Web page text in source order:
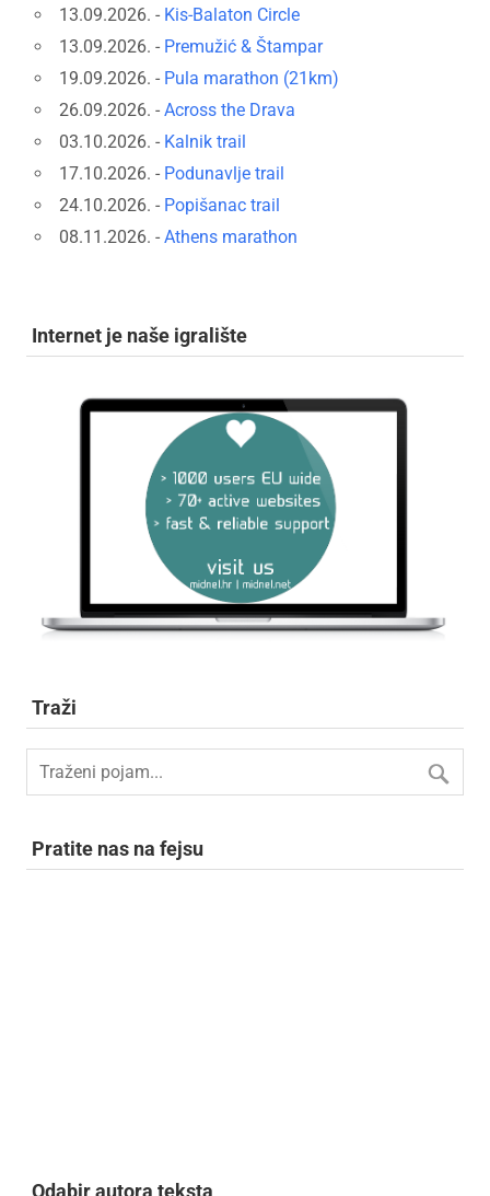
13.09.2026. - Kis-Balaton Circle
13.09.2026. - Premužić & Štampar
19.09.2026. - Pula marathon (21km)
26.09.2026. - Across the Drava
03.10.2026. - Kalnik trail
17.10.2026. - Podunavlje trail
24.10.2026. - Popišanac trail
08.11.2026. - Athens marathon
Internet je naše igralište
Traži
Pratite nas na fejsu